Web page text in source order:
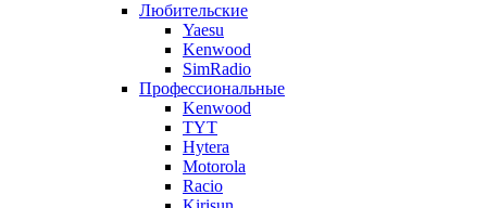
Любительские
Yaesu
Kenwood
SimRadio
Профессиональные
Kenwood
TYT
Hytera
Motorola
Racio